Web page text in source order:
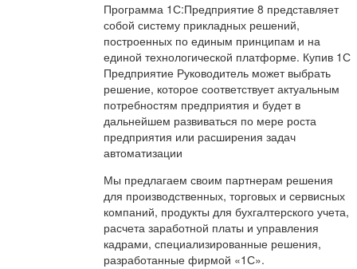
Программа 1С:Предприятие 8 представляет
собой систему прикладных решений,
построенных по единым принципам и на
единой технологической платформе. Купив 1С
Предприятие Руководитель может выбрать
решение, которое соответствует актуальным
потребностям предприятия и будет в
дальнейшем развиваться по мере роста
предприятия или расширения задач
автоматизации
Мы предлагаем своим партнерам решения
для производственных, торговых и сервисных
компаний, продукты для бухгалтерского учета,
расчета заработной платы и управления
кадрами, специализированные решения,
разработанные фирмой «1С».